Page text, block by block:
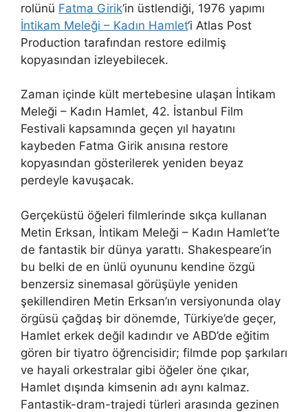
rolünü Fatma Girik‘in üstlendiği, 1976 yapımı
İntikam Meleği – Kadın Hamlet‘i Atlas Post
Production tarafından restore edilmiş
kopyasından izleyebilecek.
Zaman içinde kült mertebesine ulaşan İntikam
Meleği – Kadın Hamlet, 42. İstanbul Film
Festivali kapsamında geçen yıl hayatını
kaybeden Fatma Girik anısına restore
kopyasından gösterilerek yeniden beyaz
perdeyle kavuşacak.
Gerçeküstü öğeleri filmlerinde sıkça kullanan
Metin Erksan, İntikam Meleği – Kadın Hamlet’te
de fantastik bir dünya yarattı. Shakespeare’in
bu belki de en ünlü oyununu kendine özgü
benzersiz sinemasal görüşüyle yeniden
şekillendiren Metin Erksan’ın versiyonunda olay
örgüsü çağdaş bir dönemde, Türkiye’de geçer,
Hamlet erkek değil kadındır ve ABD’de eğitim
gören bir tiyatro öğrencisidir; filmde pop şarkıları
ve hayali orkestralar gibi öğeler öne çıkar,
Hamlet dışında kimsenin adı aynı kalmaz.
Fantastik-dram-trajedi türleri arasında gezinen